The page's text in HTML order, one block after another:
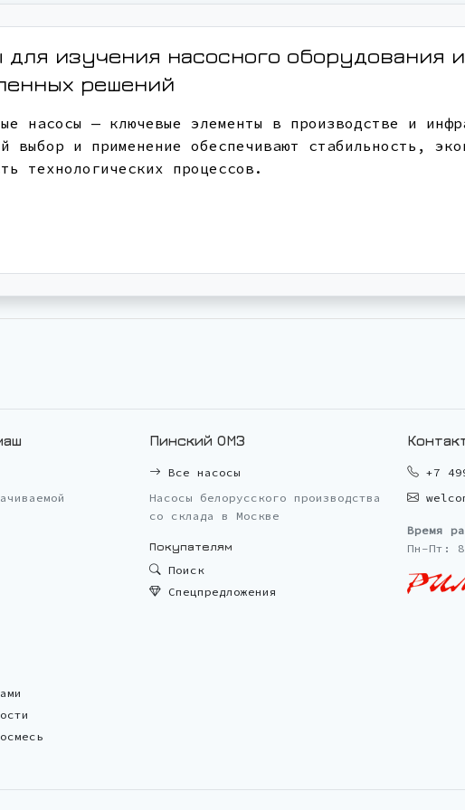
для изучения насосного оборудования и
решений
насосы — ключевые элементы в производстве и
выбор и применение обеспечивают стабильность,
технологических процессов.
Пинский ОМЗ
Все насосы
Насосы белорусского производства
со склада в Москве
Покупателям
Поиск
Спецпредложения
+7
Время
Пн-Пт: